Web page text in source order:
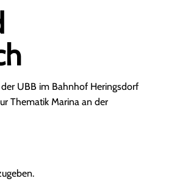
UBB im Bahnhof Heringsdorf
Thematik Marina an der